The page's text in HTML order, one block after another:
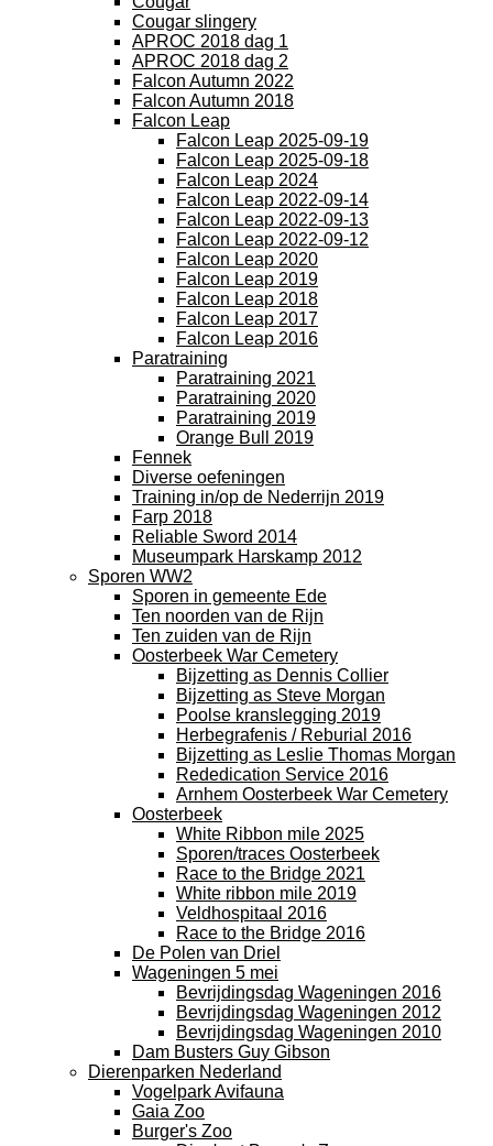
Cougar slingery
APROC 2018 dag 1
APROC 2018 dag 2
Falcon Autumn 2022
Falcon Autumn 2018
Falcon Leap
Falcon Leap 2025-09-19
Falcon Leap 2025-09-18
Falcon Leap 2024
Falcon Leap 2022-09-14
Falcon Leap 2022-09-13
Falcon Leap 2022-09-12
Falcon Leap 2020
Falcon Leap 2019
Falcon Leap 2018
Falcon Leap 2017
Falcon Leap 2016
Paratraining
Paratraining 2021
Paratraining 2020
Paratraining 2019
Orange Bull 2019
Fennek
Diverse oefeningen
Training in/op de Nederrijn 2019
Farp 2018
Reliable Sword 2014
Museumpark Harskamp 2012
Sporen WW2
Sporen in gemeente Ede
Ten noorden van de Rijn
Ten zuiden van de Rijn
Oosterbeek War Cemetery
Bijzetting as Dennis Collier
Bijzetting as Steve Morgan
Poolse kranslegging 2019
Herbegrafenis / Reburial 2016
Bijzetting as Leslie Thomas Morgan
Rededication Service 2016
Arnhem Oosterbeek War Cemetery
Oosterbeek
White Ribbon mile 2025
Sporen/traces Oosterbeek
Race to the Bridge 2021
White ribbon mile 2019
Veldhospitaal 2016
Race to the Bridge 2016
De Polen van Driel
Wageningen 5 mei
Bevrijdingsdag Wageningen 2016
Bevrijdingsdag Wageningen 2012
Bevrijdingsdag Wageningen 2010
Dam Busters Guy Gibson
Dierenparken Nederland
Vogelpark Avifauna
Gaia Zoo
Burger's Zoo